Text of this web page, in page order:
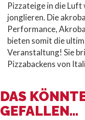
Pizzateige in die
jonglieren. Die
Performance,
bieten somit die
Veranstaltung! Sie
Pizzabackens von
DAS
GEFALLEN...